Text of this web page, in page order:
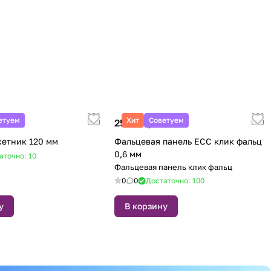
м
120 мм
10
Хит Советуем
25 BYN/кв. м
Фальцевая панель ECC клик фальц
0,6 мм
Фальцевая панель клик фальц
0 0 Достаточно: 100
В корзину